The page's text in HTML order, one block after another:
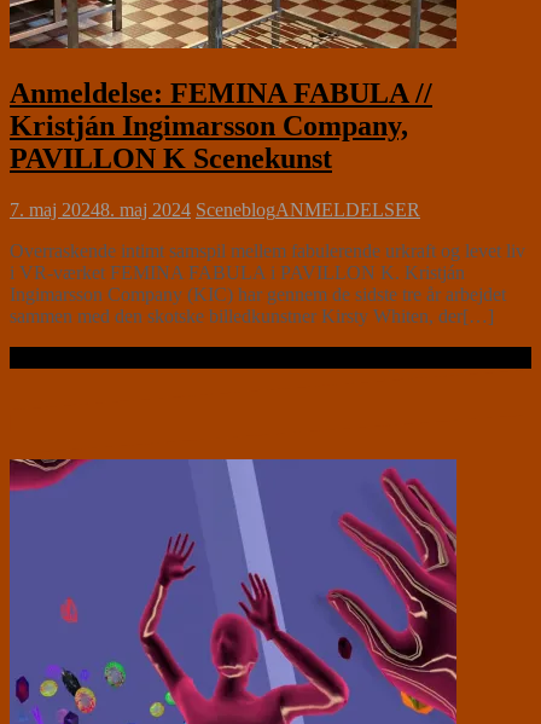
Anmeldelse: FEMINA FABULA //
Kristján Ingimarsson Company,
PAVILLON K Scenekunst
7. maj 20248. maj 2024 SceneblogANMELDELSER
Overraskende intimt samspil mellem fabulerende urkraft og levet liv
i VR-værket FEMINA FABULA i PAVILLON K. Kristján
Ingimarsson Company (KIC) har gennem de sidste tre år arbejdet
sammen med den skotske billedkunstner Kirsty Whiten, der[…]